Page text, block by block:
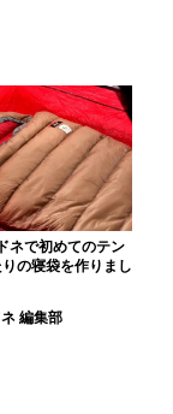
ネで初めてのテン
りの寝袋を作りまし
編集部